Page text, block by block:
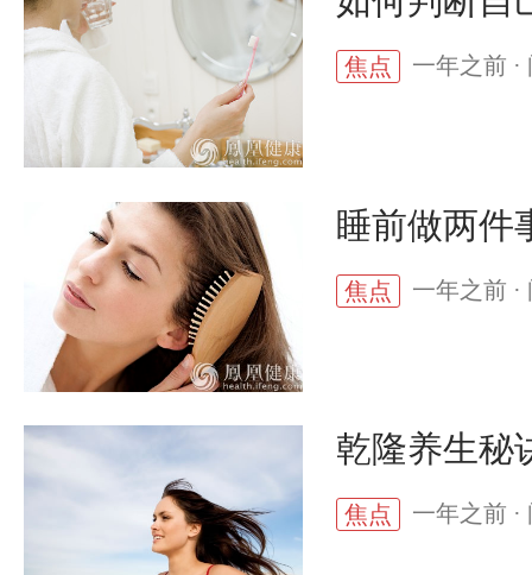
焦点 一年之前 ·
睡前做两件
焦点 一年之前 ·
乾隆养生秘
焦点 一年之前 ·